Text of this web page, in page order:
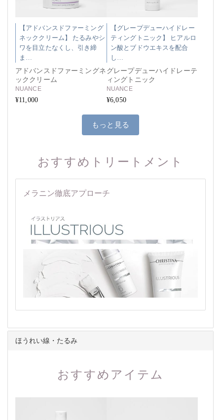
【アドバンスドファーミング
ネッククリーム】 たるみやシ
ワを目立たなくし、引き締
ま…
アドバンスドファーミングネ
ッククリーム
NUANCE
¥11,000
【グレープデューハイドレー
ティングトニック】 ヒアルロ
ン酸とブドウエキスを配合
し…
グレープデューハイドレーテ
ィングトニック
NUANCE
¥6,050
もっと見る
おすすめトリートメント
メラニン徹底アプローチ
ほうれい線・たるみ
おすすめアイテム